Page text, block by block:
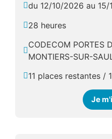
du 12/10/2026 au 15/
28 heures
CODECOM PORTES
MONTIERS-SUR-
11 places restantes /
Je